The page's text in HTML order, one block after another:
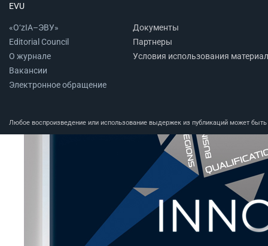
EVU
«O‘zIA–ЭВУ»
Editorial Council
О журнале
Вакансии
Электронное обращение
Документы
Партнеры
Условия использования
Любое воспроизведение или использование выдержек из публикаций может